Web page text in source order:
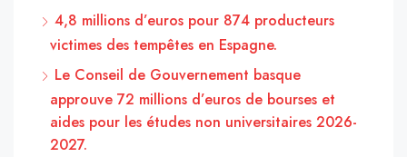
4,8 millions d’euros pour 874 producteurs
victimes des tempêtes en Espagne.
Le Conseil de Gouvernement basque
approuve 72 millions d’euros de bourses et
aides pour les études non universitaires 2026-
2027.